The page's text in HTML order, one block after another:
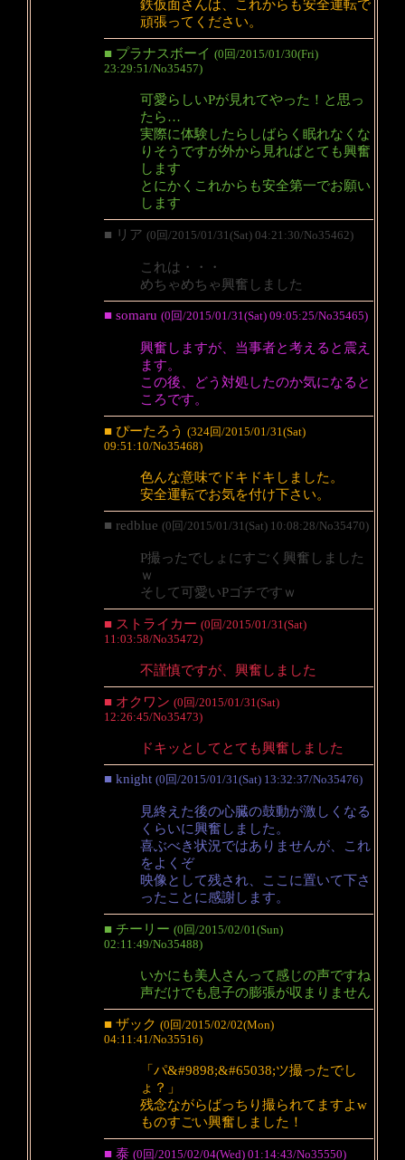
鉄仮面さんは、これからも安全運転で
頑張ってください。
■ プラナスボーイ (0回/2015/01/30(Fri)
23:29:51/No35457)
可愛らしいPが見れてやった！と思っ
たら…
実際に体験したらしばらく眠れなくな
りそうですが外から見ればとても興奮
します
とにかくこれからも安全第一でお願い
します
■ リア (0回/2015/01/31(Sat) 04:21:30/No35462)
これは・・・
めちゃめちゃ興奮しました
■ somaru (0回/2015/01/31(Sat) 09:05:25/No35465)
興奮しますが、当事者と考えると震え
ます。
この後、どう対処したのか気になると
ころです。
■ ぴーたろう (324回/2015/01/31(Sat)
09:51:10/No35468)
色んな意味でドキドキしました。
安全運転でお気を付け下さい。
■ redblue (0回/2015/01/31(Sat) 10:08:28/No35470)
P撮ったでしょにすごく興奮しました
ｗ
そして可愛いPゴチですｗ
■ ストライカー (0回/2015/01/31(Sat)
11:03:58/No35472)
不謹慎ですが、興奮しました
■ オクワン (0回/2015/01/31(Sat)
12:26:45/No35473)
ドキッとしてとても興奮しました
■ knight (0回/2015/01/31(Sat) 13:32:37/No35476)
見終えた後の心臓の鼓動が激しくなる
くらいに興奮しました。
喜ぶべき状況ではありませんが、これ
をよくぞ
映像として残され、ここに置いて下さ
ったことに感謝します。
■ チーリー (0回/2015/02/01(Sun)
02:11:49/No35488)
いかにも美人さんって感じの声ですね
声だけでも息子の膨張が収まりません
■ ザック (0回/2015/02/02(Mon)
04:11:41/No35516)
「パ&#9898;&#65038;ツ撮ったでし
ょ？」
残念ながらばっちり撮られてますよw
ものすごい興奮しました！
■ 泰 (0回/2015/02/04(Wed) 01:14:43/No35550)